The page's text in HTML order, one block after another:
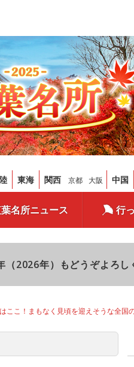
東海 関西 京都 大阪 中国
名所ニュース 行
2026年）もどうぞよろし
ここ！まもなく見頃を迎えそうな全国